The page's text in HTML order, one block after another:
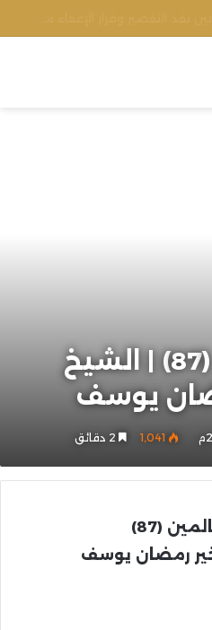
لغة العالمين (87) | الشيخ
يوسف
1٬041
(87)
رمضان يوسف